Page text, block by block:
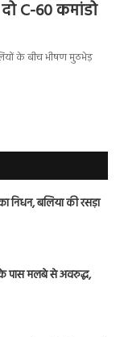
C-60 कमांडो
के बीच भीषण मुठभेड़
निधन, बलिया की रसड़ा
के पास मलबे से अवरुद्ध,